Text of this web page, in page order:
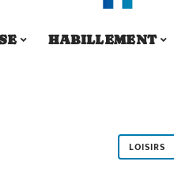
HABILLEMENT
LOISIRS